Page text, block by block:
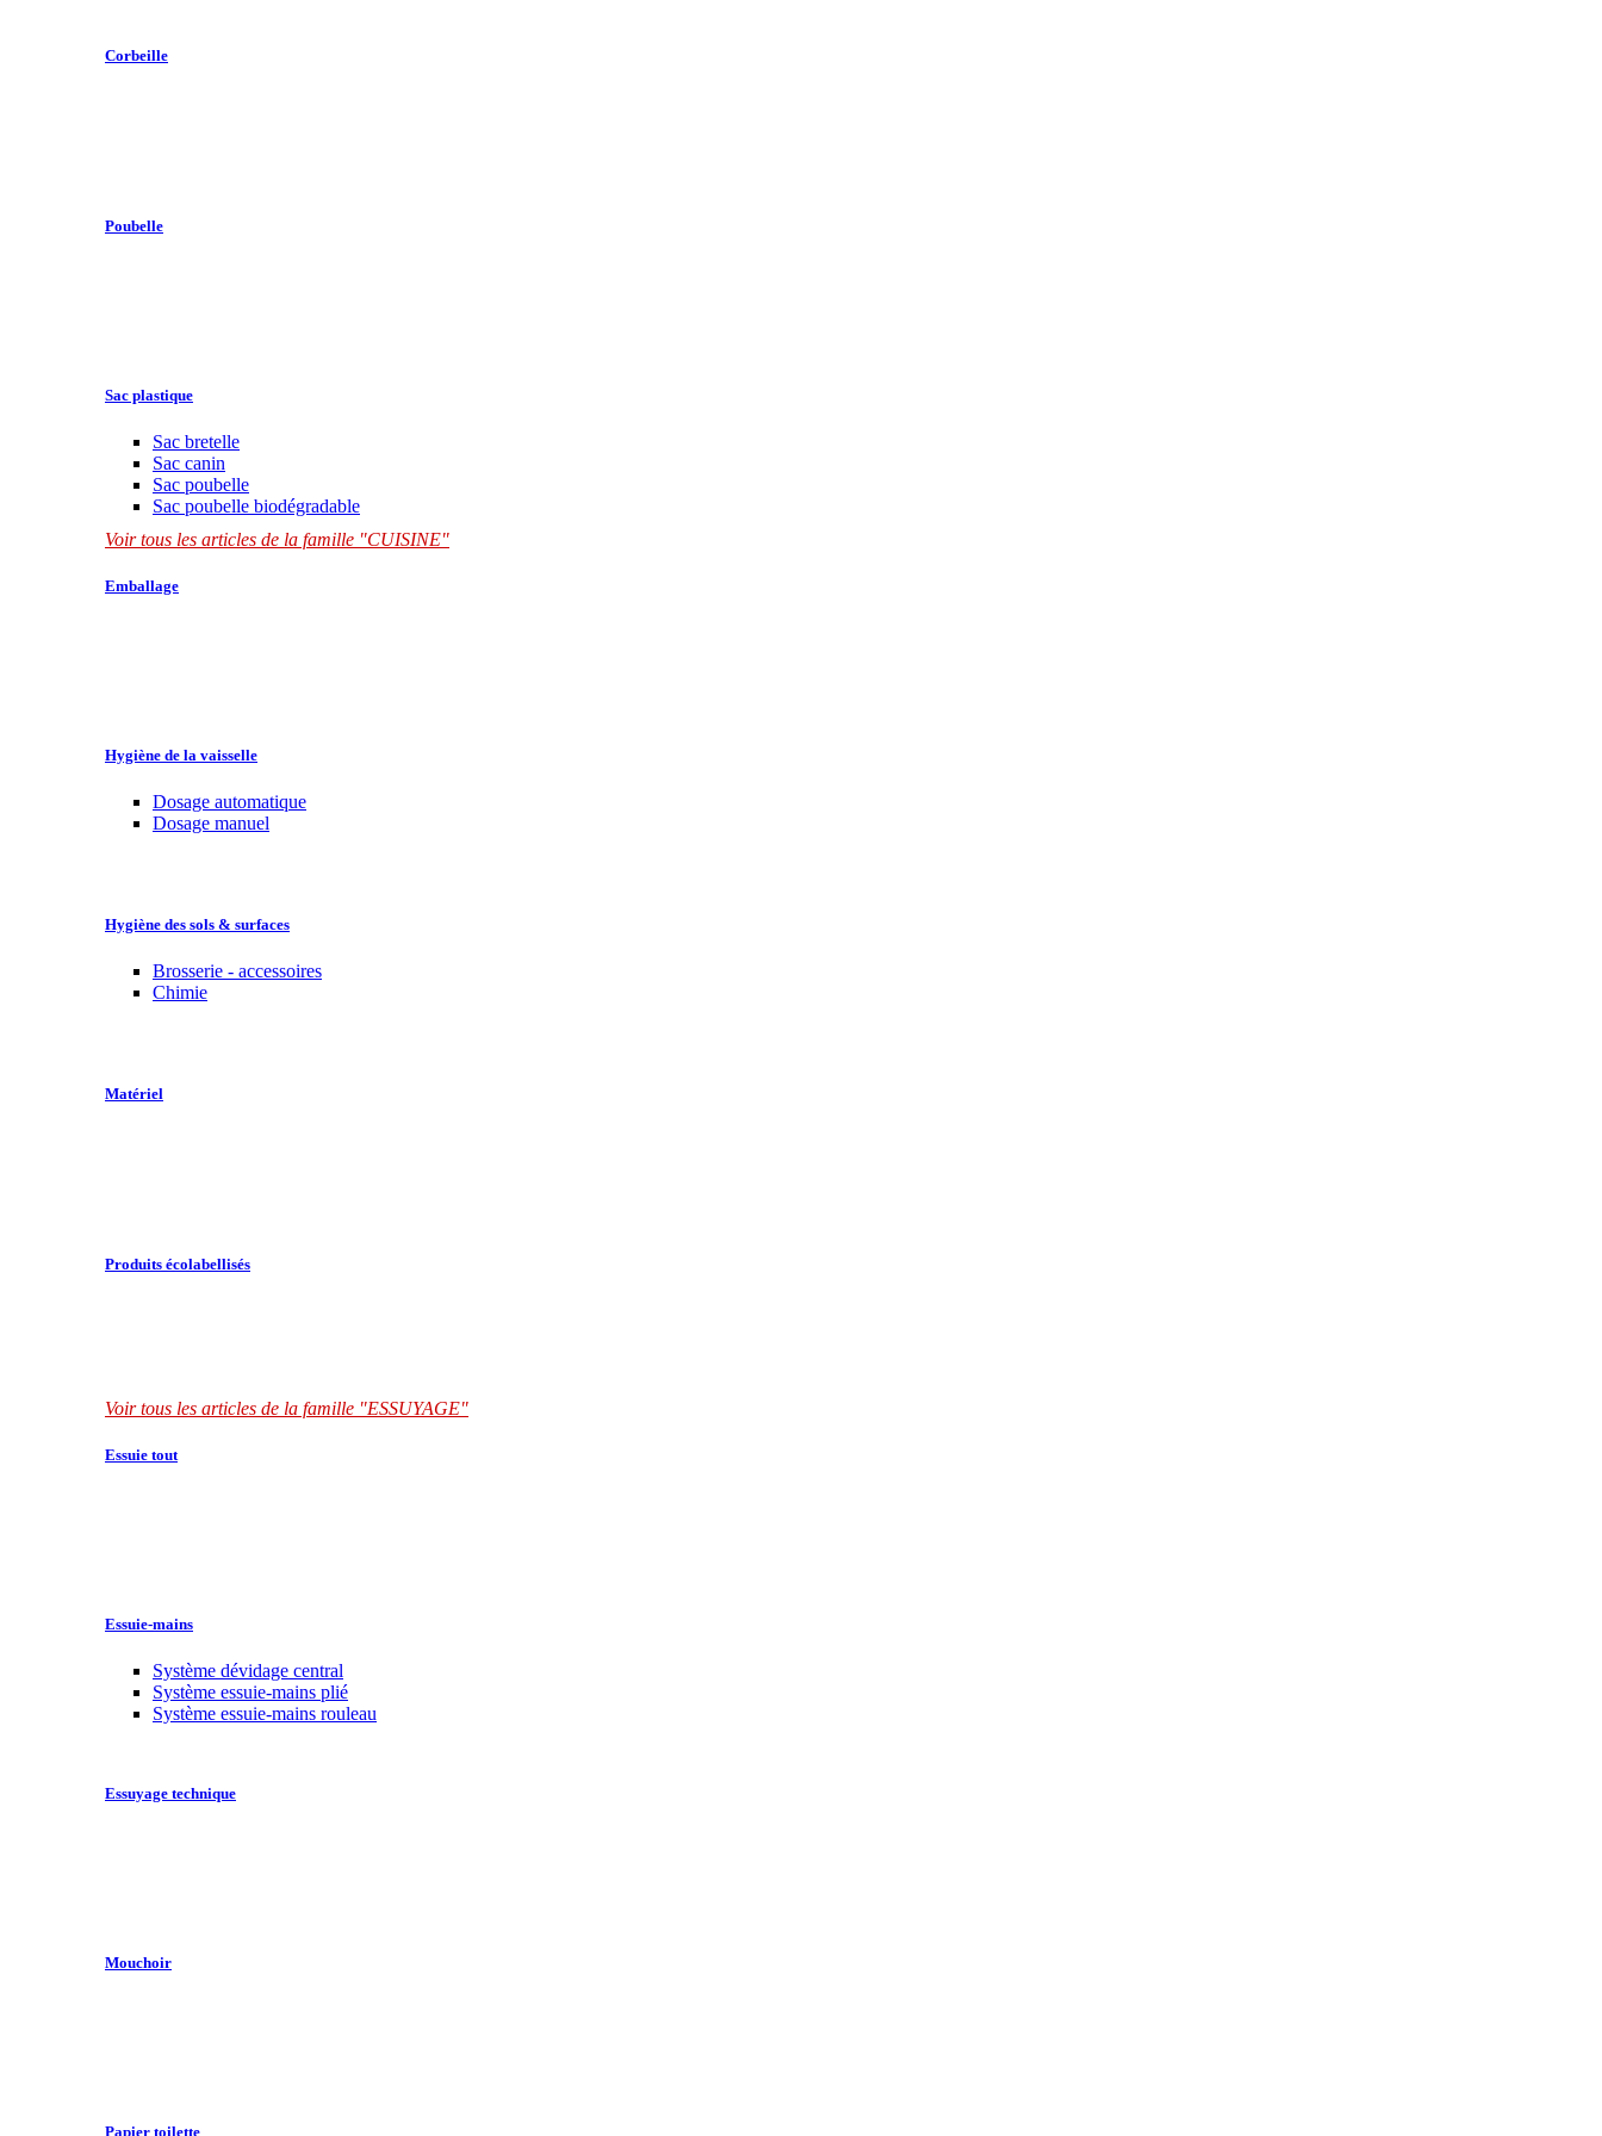
Corbeille
Poubelle
Sac plastique
Sac bretelle
Sac canin
Sac poubelle
Sac poubelle biodégradable
Voir tous les articles de la famille "CUISINE"
Emballage
Hygiène de la vaisselle
Dosage automatique
Dosage manuel
Hygiène des sols & surfaces
Brosserie - accessoires
Chimie
Matériel
Produits écolabellisés
Voir tous les articles de la famille "ESSUYAGE"
Essuie tout
Essuie-mains
Système dévidage central
Système essuie-mains plié
Système essuie-mains rouleau
Essuyage technique
Mouchoir
Papier toilette